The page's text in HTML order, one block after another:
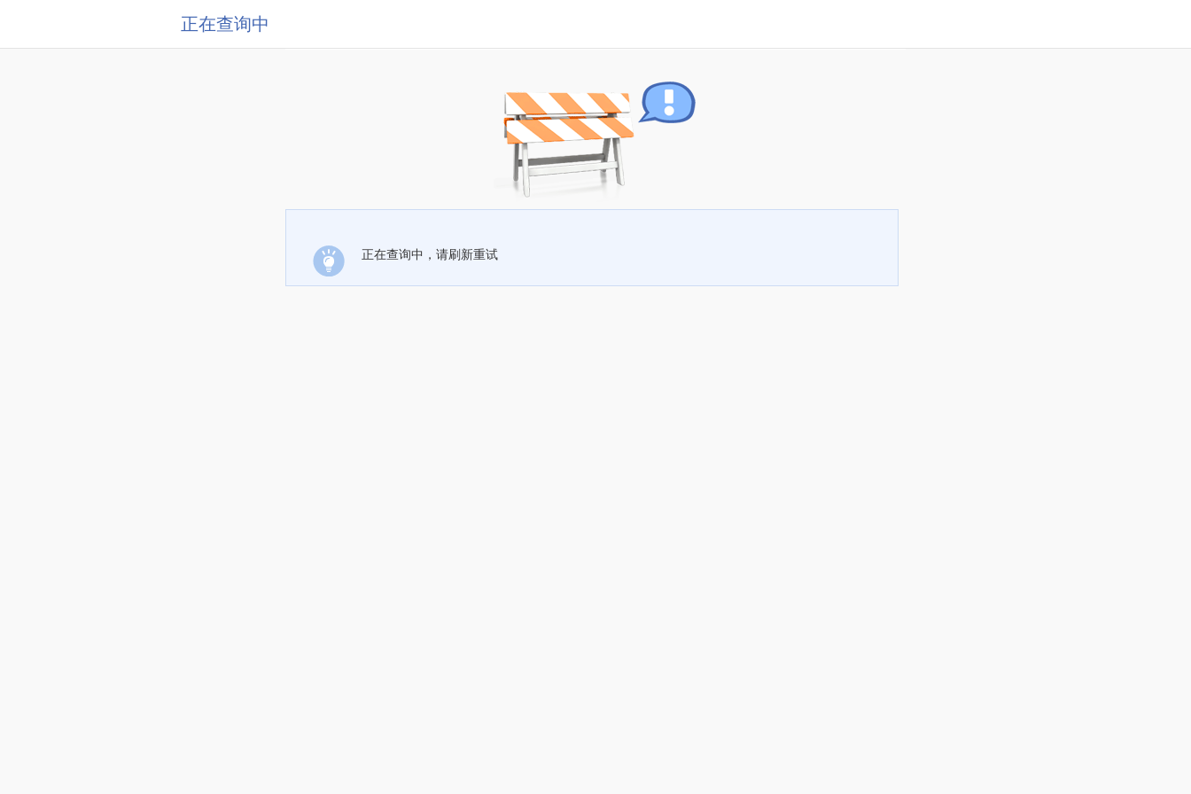
正在查询中
正在查询中，请刷新重试